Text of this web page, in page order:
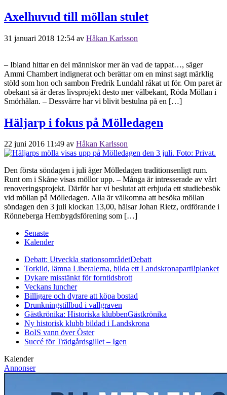
Axelhuvud till möllan stulet
31 januari 2018 12:54 av Håkan Karlsson
– Ibland hittar en del människor mer än vad de tappat…, säger
Ammi Chambert indignerat och berättar om en minst sagt märklig
stöld som hon och sambon Fredrik Lundahl råkat ut för. Om paret är
obekant så är deras livsprojekt desto mer välbekant, Röda Möllan i
Smörhålan. – Dessvärre har vi blivit bestulna på en […]
Häljarp i fokus på Mölledagen
22 juni 2016 11:49 av Håkan Karlsson
Den första söndagen i juli äger Mölledagen traditionsenligt rum.
Runt om i Skåne visas möllor upp. – Många är intresserade av vårt
renoveringsprojekt. Därför har vi beslutat att erbjuda ett studiebesök
vid möllan på Mölledagen. Alla är välkomna att besöka möllan
söndagen den 3 juli klockan 13,00, hälsar Johan Rietz, ordförande i
Rönneberga Hembygdsförening som […]
Senaste
Kalender
Debatt: Utveckla stationsområdetDebatt
Torkild, lämna Liberalerna, bilda ett Landskronaparti!planket
Dykare misstänkt för forntidsbrott
Veckans luncher
Billigare och dyrare att köpa bostad
Drunkningstillbud i vallgraven
Gästkrönika: Historiska klubbenGästkrönika
Ny historisk klubb bildad i Landskrona
BoIS vann över Öster
Succé för Trädgårdsgillet – Igen
Kalender
Annonser